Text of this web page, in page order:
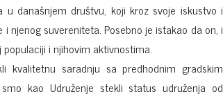
u današnjem društvu, koji kroz svoje iskustvo i
njenog suvereniteta. Posebno je istakao da on, i
i njihovim aktivnostima.
saradnju sa predhodnim gradskim
kao Udruženje stekli status udruženja od